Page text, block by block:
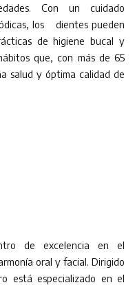
Con un cuidado
los dientes pueden
de higiene bucal y
que, con más de 65
salud y óptima calidad de
de excelencia en el
oral y facial. Dirigido
está especializado en el